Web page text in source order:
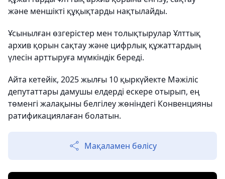
және меншікті құқықтарды нақтылайды.
Ұсынылған өзгерістер мен толықтырулар Ұлттық
архив қорын сақтау және цифрлық құжаттардың
үлесін арттыруға мүмкіндік береді.
Айта кетейік, 2025 жылғы 10 қыркүйекте Мәжіліс
депутаттары дамушы елдерді ескере отырып, ең
төменгі жалақыны белгілеу жөніндегі Конвенцияны
ратификациялаған болатын.
Мақаламен бөлісу